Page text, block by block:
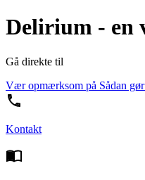
Delirium - en
Gå direkte til
Vær opmærksom på Sådan
Kontakt